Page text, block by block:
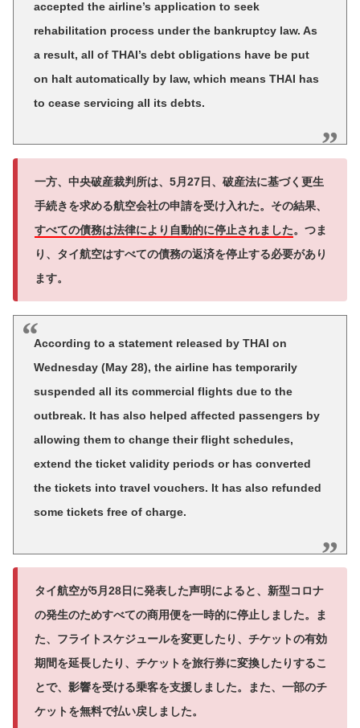
accepted the airline’s application to seek
rehabilitation process under the bankruptcy law. As
a result, all of THAI’s debt obligations have be put
on halt automatically by law, which means THAI has
to cease servicing all its debts.
一方、中央破産裁判所は、5月27日、破産法に基づく更生
手続きを求める航空会社の申請を受け入れた。その結果、
すべての債務は法律により自動的に停止されました。つま
り、タイ航空はすべての債務の返済を停止する必要があり
ます。
According to a statement released by THAI on
Wednesday (May 28), the airline has temporarily
suspended all its commercial flights due to the
outbreak. It has also helped affected passengers by
allowing them to change their flight schedules,
extend the ticket validity periods or has converted
the tickets into travel vouchers. It has also refunded
some tickets free of charge.
タイ航空が5月28日に発表した声明によると、新型コロナ
の発生のためすべての商用便を一時的に停止しました。ま
た、フライトスケジュールを変更したり、チケットの有効
期間を延長したり、チケットを旅行券に変換したりするこ
とで、影響を受ける乗客を支援しました。また、一部のチ
ケットを無料で払い戻しました。